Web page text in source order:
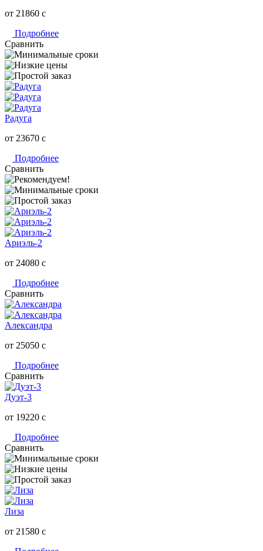
от 21860 c
Подробнее
Сравнить
Радуга
от 23670 c
Подробнее
Сравнить
Ариэль-2
от 24080 c
Подробнее
Сравнить
Александра
от 25050 c
Подробнее
Сравнить
Дуэт-3
от 19220 c
Подробнее
Сравнить
Лиза
от 21580 c